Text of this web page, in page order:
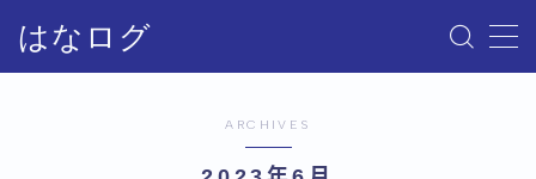
はなログ
ARCHIVES